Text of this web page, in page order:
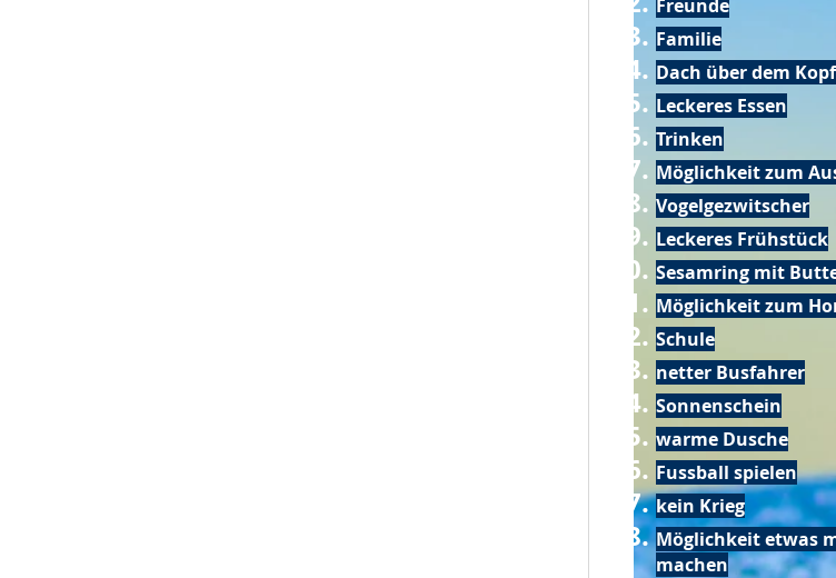
Freunde
Familie
Dach über dem Kopf
Leckeres Essen
Trinken
Möglichkeit zum
Vogelgezwitscher
Leckeres Frühstück
Sesamring mit
Möglichkeit zum
Schule
netter Busfahrer
Sonnenschein
warme Dusche
Fussball spielen
kein Krieg
Möglichkeit etwas
machen